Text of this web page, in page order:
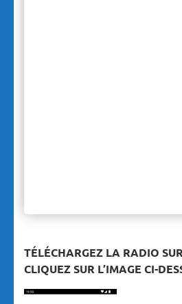
TÉLÉCHARGEZ LA RADIO
CLIQUEZ SUR L’IMAGE CI-